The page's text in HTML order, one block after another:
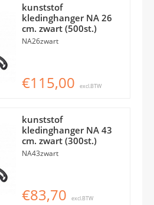
kunststof
kledinghanger NA 26
cm. zwart (500st.)
NA26zwart
€115,00 excl.BTW
kunststof
kledinghanger NA 43
cm. zwart (300st.)
NA43zwart
€83,70 excl.BTW